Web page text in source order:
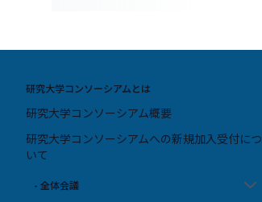
研究大学コンソーシアムとは
研究大学コンソーシアム概要
研究大学コンソーシアムへの新規加入受付につ
いて
- 全体会議